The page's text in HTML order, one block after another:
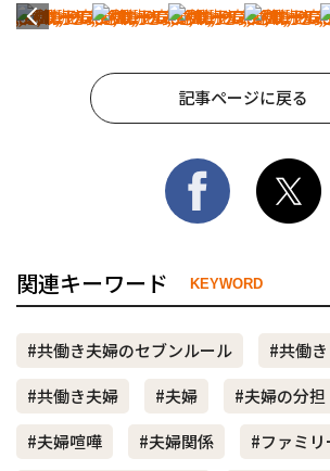
記事ページに戻る
関連キーワード KEYWORD
#共働き夫婦のセブンルール
#共働き
#共働き夫婦
#夫婦 #夫婦の分担
#夫婦喧嘩
#夫婦関係 #ファミリ